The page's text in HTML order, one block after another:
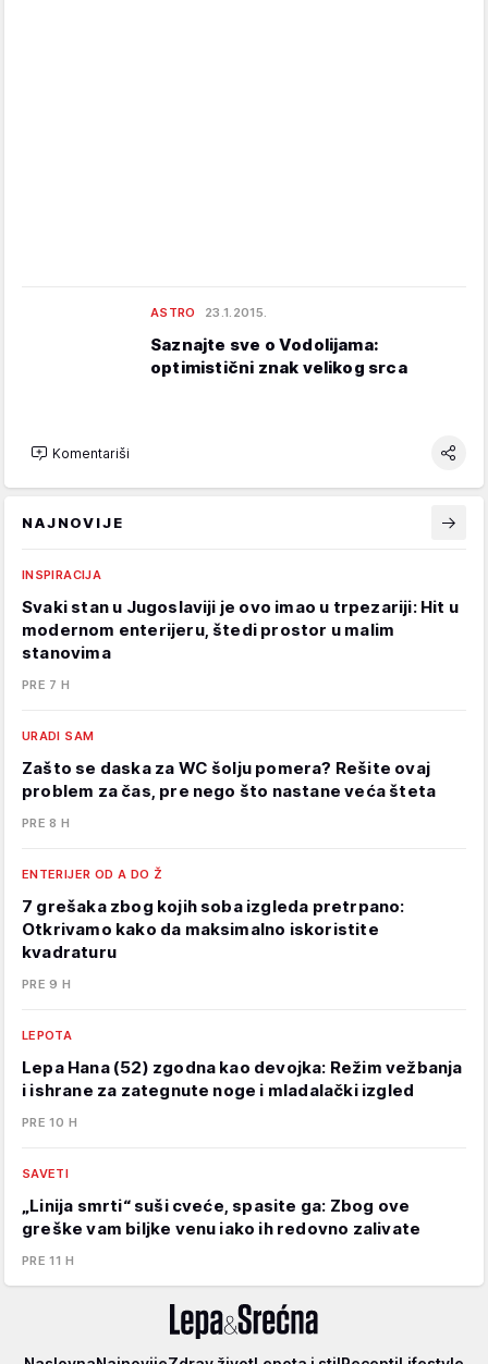
ASTRO 23.1.2015.
Saznajte sve o Vodolijama:
optimistični znak velikog srca
Komentariši
NAJNOVIJE
INSPIRACIJA
Svaki stan u Jugoslaviji je ovo imao u trpezariji: Hit u
modernom enterijeru, štedi prostor u malim
stanovima
PRE 7 H
URADI SAM
Zašto se daska za WC šolju pomera? Rešite ovaj
problem za čas, pre nego što nastane veća šteta
PRE 8 H
ENTERIJER OD A DO Ž
7 grešaka zbog kojih soba izgleda pretrpano:
Otkrivamo kako da maksimalno iskoristite
kvadraturu
PRE 9 H
LEPOTA
Lepa Hana (52) zgodna kao devojka: Režim vežbanja
i ishrane za zategnute noge i mladalački izgled
PRE 10 H
SAVETI
„Linija smrti“ suši cveće, spasite ga: Zbog ove
greške vam biljke venu iako ih redovno zalivate
PRE 11 H
Lepa